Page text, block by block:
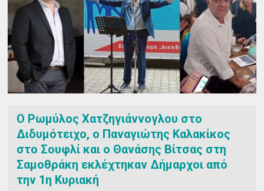
Ο Ρωμύλος Χατζηγιάννογλου στο
Διδυμότειχο, ο Παναγιώτης Καλακίκος
στο Σουφλί και ο Θανάσης Βίτσας στη
Σαμοθράκη εκλέχτηκαν Δήμαρχοι από
την 1η Κυριακή